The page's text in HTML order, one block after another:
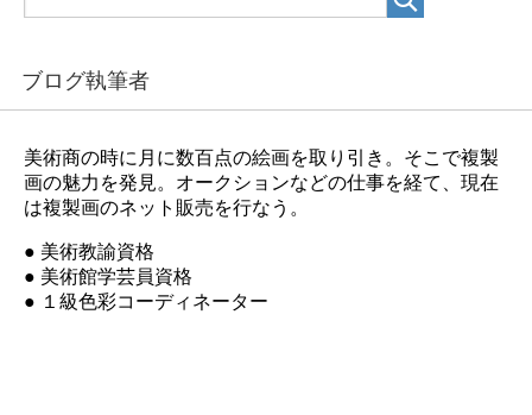
ブログ執筆者
美術商の時に月に数百点の絵画を取り引き。そこで複製
画の魅力を発見。オークションなどの仕事を経て、現在
は複製画のネット販売を行なう。
● 美術教諭資格
● 美術館学芸員資格
● １級色彩コーディネーター